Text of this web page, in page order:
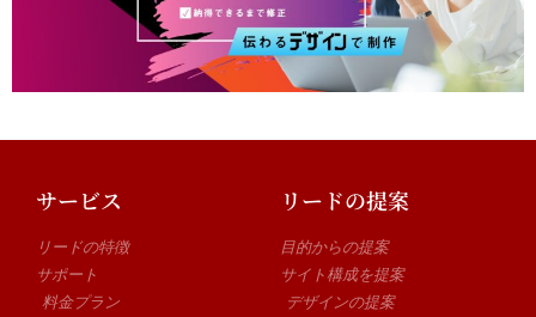
サービス
リードの特徴
サポート
料金プラン
リードの提案
目的からの提案
サイト構成を提案
デザインの提案